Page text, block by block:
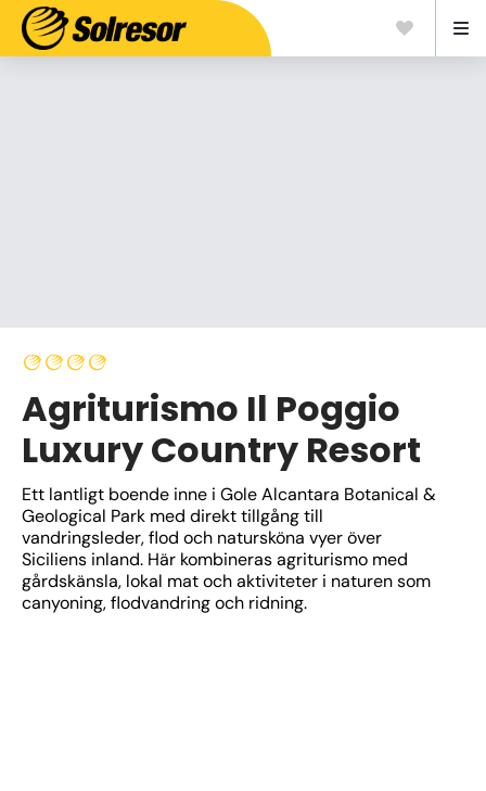
Agriturismo Il Poggio
Luxury Country Resort
Ett lantligt boende inne i Gole Alcantara Botanical &
Geological Park med direkt tillgång till
vandringsleder, flod och natursköna vyer över
Siciliens inland. Här kombineras agriturismo med
gårdskänsla, lokal mat och aktiviteter i naturen som
canyoning, flodvandring och ridning.